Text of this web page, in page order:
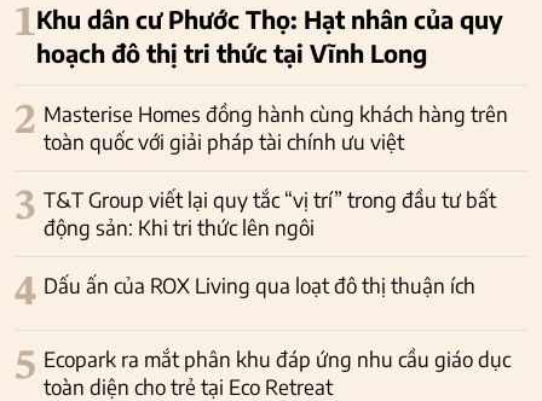
1Khu dân cư Phước Thọ: Hạt nhân của quy
hoạch đô thị tri thức tại Vĩnh Long
2 Masterise Homes đồng hành cùng khách hàng trên
toàn quốc với giải pháp tài chính ưu việt
3 T&T Group viết lại quy tắc “vị trí” trong đầu tư bất
động sản: Khi tri thức lên ngôi
4 Dấu ấn của ROX Living qua loạt đô thị thuận ích
5 Ecopark ra mắt phân khu đáp ứng nhu cầu giáo dục
toàn diện cho trẻ tại Eco Retreat